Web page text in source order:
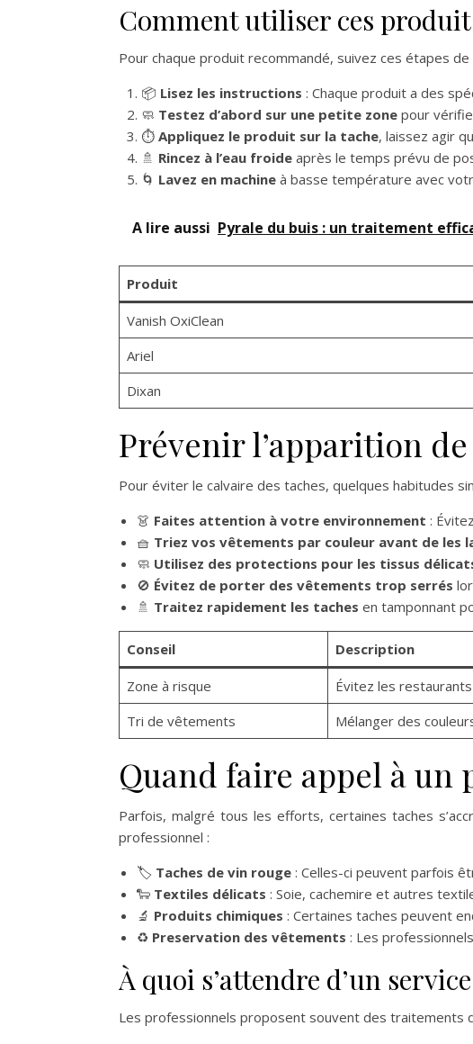
Comment utiliser ces
Pour chaque produit recommandé, suivez ces étapes de
📦 Lisez les instructions : Chaque produit a des
🧼 Testez d’abord sur une petite zone pour
⏱️ Appliquez le produit sur la tache, laissez agir
🚿 Rincez à l’eau froide après le temps prévu de
🌀 Lavez en machine à basse température avec
A lire aussi Pyrale du buis : un traitement
Produit
Vanish OxiClean
Ariel
Dixan
Prévenir l’apparition
Pour éviter le calvaire des taches, quelques habitudes
👗 Faites attention à votre environnement :
🧺 Triez vos vêtements par couleur avant de les
🧼 Utilisez des protections pour les tissus
🚫 Évitez de porter des vêtements trop serrés
🚿 Traitez rapidement les taches en tamponnant
Conseil Description
Zone à risque
Évitez les
Tri de vêtements
Mélanger des
Quand faire appel à un
Parfois, malgré tous les efforts, certaines taches
professionnel :
🏷️ Taches de vin rouge : Celles-ci peuvent parfois
🐑 Textiles délicats : Soie, cachemire et autres
🔬 Produits chimiques : Certaines taches peuvent
♻️ Preservation des vêtements : Les
À quoi s’attendre d’un
Les professionnels proposent souvent des traitements